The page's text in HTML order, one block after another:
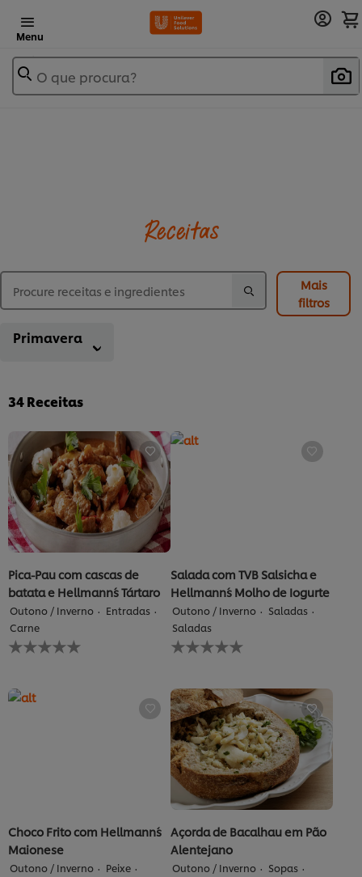
Menu
O que procura?
Receitas
Mais
filtros
Primavera
34Receitas
Pica-Pau com cascas de
batata e Hellmann´s Tártaro
Outono / Inverno
Entradas
Carne
Nenhuma
avaliação
este
Salada com TVB Salsicha e
Hellmann´s Molho de Iogurte
Outono / Inverno
Saladas
Saladas
Nenhuma
avaliação
este
recipe
Choco Frito com Hellmann´s
Maionese
Outono / Inverno
Peixe
Açorda de Bacalhau em Pão
Alentejano
Outono / Inverno
Sopas